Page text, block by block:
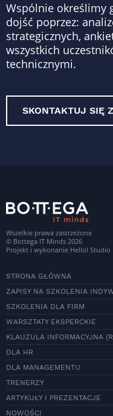
Wspólnie określimy
dojść poprzez:
strategicznych,
wszystkich
technicznymi.
SKONTAKTUJ SIĘ
Wszelkie prawa zastrzeżone
© Bottega IT Minds 2026
Projekt i wykonanie Hello! Studio
STRONA GŁÓWNA
ZAPISY NA SZKOLENIA
SZKOLENIA DLA FIRM
WARSZTATY EKSPERCKIE
KLAUZULA INFORMACYJNA
DLA HR
DLA MANAGEMENTU
TRENERZY
ARTYKUŁY I PREZENTACJE
NOWOŚCI